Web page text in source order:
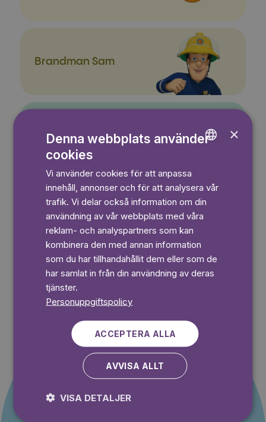
Brandman Sam
3-6 år
Greta Gris
Erbjudande till nya
kunder
×
Denna webbplats använder
cookies
Vi använder cookies för att anpassa
innehåll, annonser och för att analysera vår
trafik. Vi delar också information om din
användning av vår webbplats med våra
reklam- och analyspartners som kan
kombinera den med annan information
som du har tillhandahållit dem eller som de
har samlat in från din användning av deras
tjänster.
Personuppgiftspolicy
ACCEPTERA ALLA
AVVISA ALLT
VISA DETALJER